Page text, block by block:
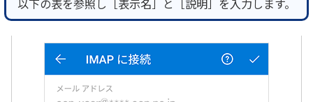
以下の表を参照し［表示名］と［説明］を入力します。